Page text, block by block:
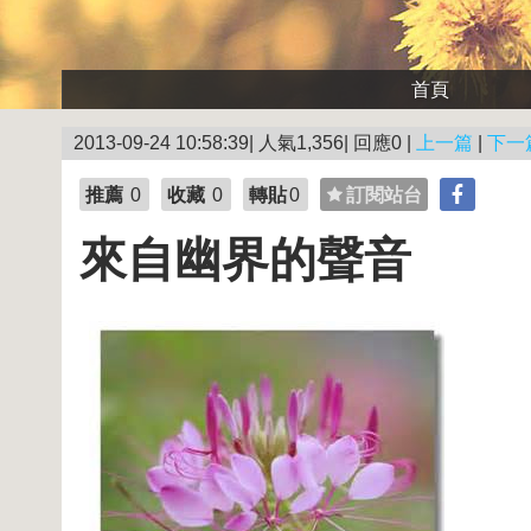
首頁
2013-09-24 10:58:39| 人氣1,356| 回應0 | 上一篇 下一
推薦 0 收藏 0 轉貼0 訂閱站台
來自幽界的聲音